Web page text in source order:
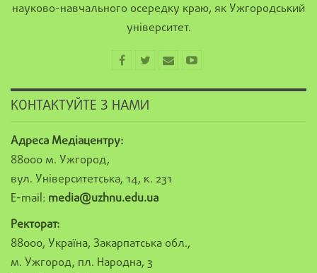
науково-навчального осередку краю, як Ужгородський
університет.
КОНТАКТУЙТЕ З НАМИ
Адреса Медіацентру:
88000 м. Ужгород,
вул. Університетська, 14, к. 231
E-mail: media@uzhnu.edu.ua
Ректорат:
88000, Україна, Закарпатська обл.,
м. Ужгород, пл. Народна, 3